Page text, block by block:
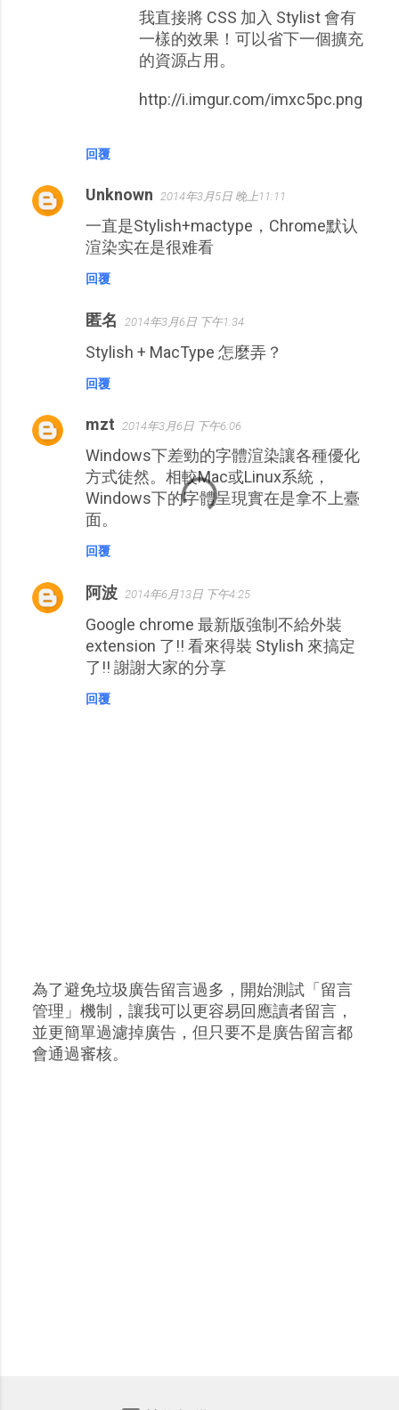
回覆
我直接將 CSS 加入 Stylist 會有
一樣的效果！可以省下一個擴充
的資源占用。
http://i.imgur.com/imxc5pc.png
Unknown 2014年3月5日 晚上11:11
一直是Stylish+mactype，Chrome默认
渲染实在是很难看
回覆
匿名 2014年3月6日 下午1:34
Stylish + MacType 怎麼弄？
回覆
mzt 2014年3月6日 下午6:06
Windows下差勁的字體渲染讓各種優化
方式徒然。相較Mac或Linux系統，
Windows下的字體呈現實在是拿不上臺
面。
回覆
阿波 2014年6月13日 下午4:25
Google chrome 最新版強制不給外裝
extension 了!! 看來得裝 Stylish 來搞定
了!! 謝謝大家的分享
回覆
張
貼
留
為了避免垃圾廣告留言過多，開始測試「留言
管理」機制，讓我可以更容易回應讀者留言，
並更簡單過濾掉廣告，但只要不是廣告留言都
會通過審核。